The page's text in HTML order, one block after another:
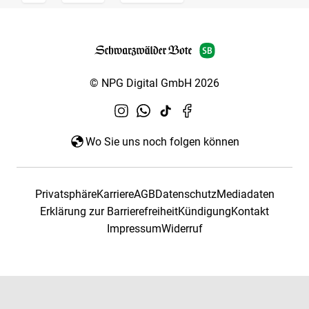
© NPG Digital GmbH 2026
Wo Sie uns noch folgen können
PrivatsphäreKarriereAGBDatenschutzMediadaten
Erklärung zur BarrierefreiheitKündigungKontakt
ImpressumWiderruf